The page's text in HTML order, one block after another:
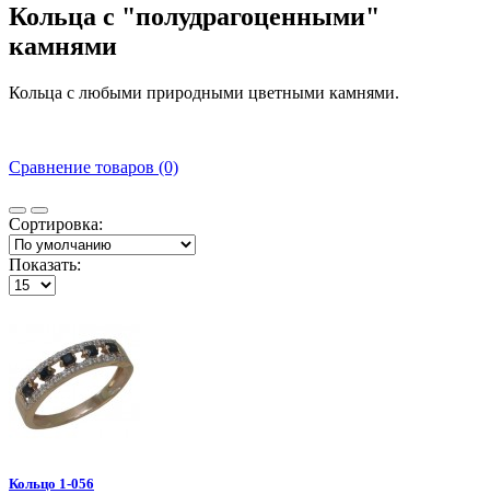
Кольца с "полудрагоценными"
камнями
Кольца с любыми природными цветными камнями.
Сравнение товаров (0)
Сортировка:
Показать:
Кольцо 1-056